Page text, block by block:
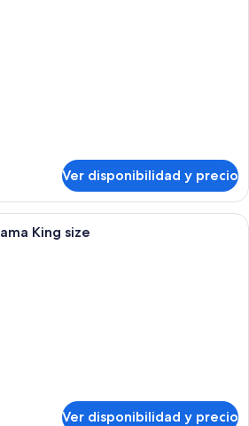
Ver disponibilidad y precio
Habitación de hotel con cama,
King size
Ver disponibilidad y precio